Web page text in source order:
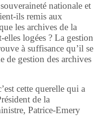
nationale et
ils remis aux
les archives de la
logées ? La gestion
à suffisance qu’il se
de gestion des archives
cette querelle qui a
de la
Patrice-Emery